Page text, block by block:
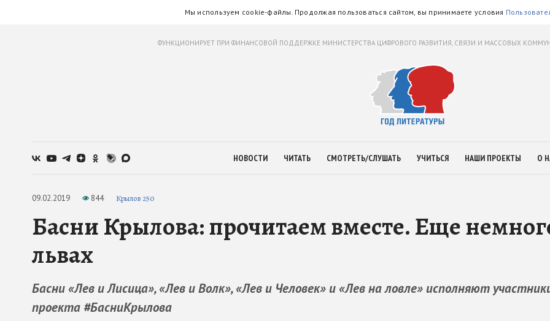
Мы используем cookie-файлы. Продолжая пользоваться сайтом, вы принимаете условия
ФУНКЦИОНИРУЕТ ПРИ ФИНАНСОВОЙ ПОДДЕРЖКЕ МИНИСТЕРСТВА ЦИФРОВОГО РАЗВИТИЯ, СВЯЗИ И МАССОВЫХ
НОВОСТИ ЧИТАТЬ СМОТРЕТЬ/СЛУШАТЬ УЧИТЬСЯ НАШИ ПРОЕКТЫ О
09.02.2019 844 Крылов 250
Басни Крылова: прочитаем вместе. Еще
львах
Басни «Лев и Лисица», «Лев и Волк», «Лев и Человек» и «Лев на ловле» исполняют
проекта #БасниКрылова